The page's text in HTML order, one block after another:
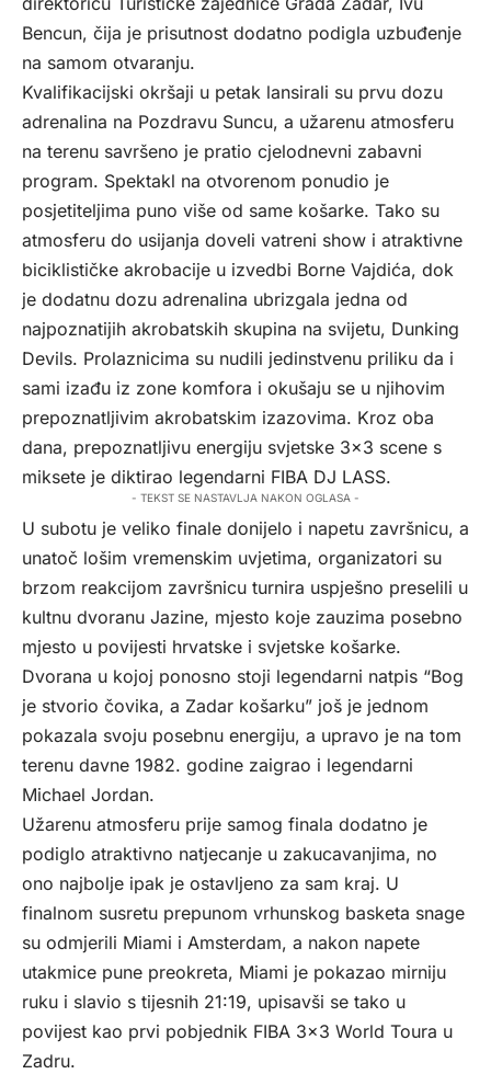
Bencun, čija je prisutnost dodatno podigla uzbuđenje
na samom otvaranju.
Kvalifikacijski okršaji u petak lansirali su prvu dozu
adrenalina na Pozdravu Suncu, a užarenu atmosferu
na terenu savršeno je pratio cjelodnevni zabavni
program. Spektakl na otvorenom ponudio je
posjetiteljima puno više od same košarke. Tako su
atmosferu do usijanja doveli vatreni show i atraktivne
biciklističke akrobacije u izvedbi Borne Vajdića, dok
je dodatnu dozu adrenalina ubrizgala jedna od
najpoznatijih akrobatskih skupina na svijetu, Dunking
Devils. Prolaznicima su nudili jedinstvenu priliku da i
sami izađu iz zone komfora i okušaju se u njihovim
prepoznatljivim akrobatskim izazovima. Kroz oba
dana, prepoznatljivu energiju svjetske 3×3 scene s
miksete je diktirao legendarni FIBA DJ LASS.
- TEKST SE NASTAVLJA NAKON OGLASA -
U subotu je veliko finale donijelo i napetu završnicu, a
unatoč lošim vremenskim uvjetima, organizatori su
brzom reakcijom završnicu turnira uspješno preselili u
kultnu dvoranu Jazine, mjesto koje zauzima posebno
mjesto u povijesti hrvatske i svjetske košarke.
Dvorana u kojoj ponosno stoji legendarni natpis “Bog
je stvorio čovika, a Zadar košarku” još je jednom
pokazala svoju posebnu energiju, a upravo je na tom
terenu davne 1982. godine zaigrao i legendarni
Michael Jordan.
Užarenu atmosferu prije samog finala dodatno je
podiglo atraktivno natjecanje u zakucavanjima, no
ono najbolje ipak je ostavljeno za sam kraj. U
finalnom susretu prepunom vrhunskog basketa snage
su odmjerili Miami i Amsterdam, a nakon napete
utakmice pune preokreta, Miami je pokazao mirniju
ruku i slavio s tijesnih 21:19, upisavši se tako u
povijest kao prvi pobjednik FIBA 3×3 World Toura u
Zadru.